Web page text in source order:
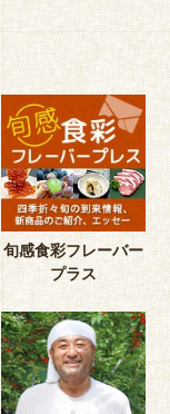
旬感食彩フレーバー
プラス